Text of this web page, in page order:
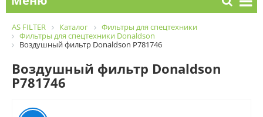
AS FILTER Каталог
Фильтры для спецтехники
Фильтры для спецтехники Donaldson
Воздушный фильтр Donaldson P781746
Воздушный фильтр Donaldson
P781746